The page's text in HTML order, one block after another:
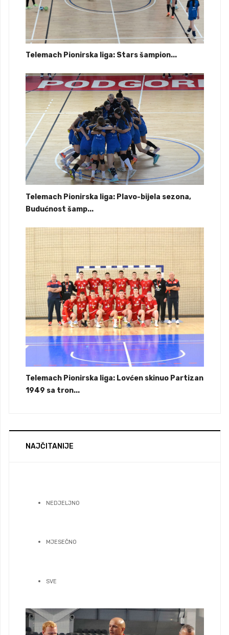
Telemach Pionirska liga: Stars šampion...
Telemach Pionirska liga: Plavo-bijela sezona,
Budućnost šamp...
Telemach Pionirska liga: Lovćen skinuo Partizan
1949 sa tron...
NAJČITANIJE
NEDJELJNO
MJESEČNO
SVE